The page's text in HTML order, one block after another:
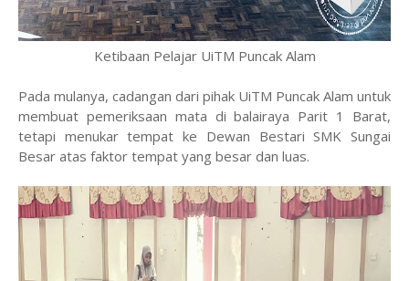
Ketibaan Pelajar UiTM Puncak Alam
Pada mulanya, cadangan dari pihak UiTM Puncak Alam untuk
membuat pemeriksaan mata di balairaya Parit 1 Barat,
tetapi menukar tempat ke Dewan Bestari SMK Sungai
Besar atas faktor tempat yang besar dan luas.